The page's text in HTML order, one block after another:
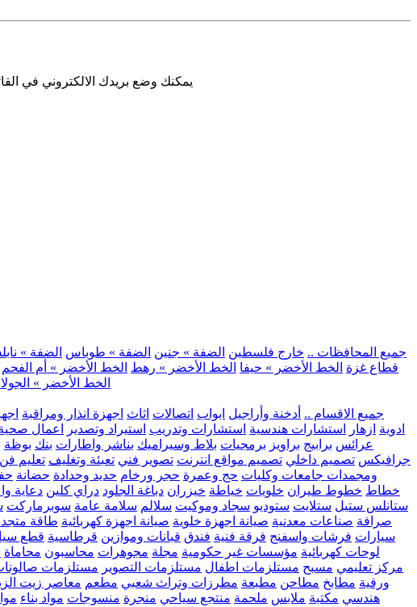
يمكنك وضع بريدك الالكتروني في
.. جميع المحافظات .. خارج فلسطين الضفة » جنين الضفة » طوباس الضفة »
قطاع غزة الخط الأخضر » حيفا الخط الأخضر » رهط الخط الأخضر » أم الفحم
الخط الأخضر »
.. جميع الاقسام .. أدخنة وأراجيل ابواب اتصالات اثاث اجهزة انذار ومراقبة
ادوية ازهار استشارات هندسية استشارات وتدريب استيراد وتصدير اعمال
عرائس برابيج براويز برمجيات بلاط وسيراميك بناشر واطارات بنك بوظة
جرافيكس تصميم داخلي تصميم مواقع انترنت تصوير فني تعبئة وتغليف تعليم
ومجمدات جامعات وكليات حج وعمرة حجر ورخام حديد وحدادة حضانة
خطاط خطوط طيران خلويات خياطة خيزران دباغة الجلود دراي كلين دعاية
ستانلس ستيل ستلايت ستوديو سجاد وموكيت سلالم سلامة عامة سوبرماركت
صرافة صناعات معدنية صيانة اجهزة خلوية صيانة اجهزة كهربائية طاقة
سيارات فرشات واسفنج فرقة فنية فندق قبانات وموازين قرطاسية قطع
لوحات كهربائية مؤسسات غير حكومية مجلة مجوهرات محاسبون محاماة
مركز تعليمي مسبح مستلزمات اطفال مستلزمات التصوير مستلزمات
ورقية مطابخ مطاحن مطبعة مطرزات وتراث شعبي مطعم معاصر زيت
هندسي مكتبة ملابس ملحمة منتجع سياحي منجرة منسوجات مواد بناء